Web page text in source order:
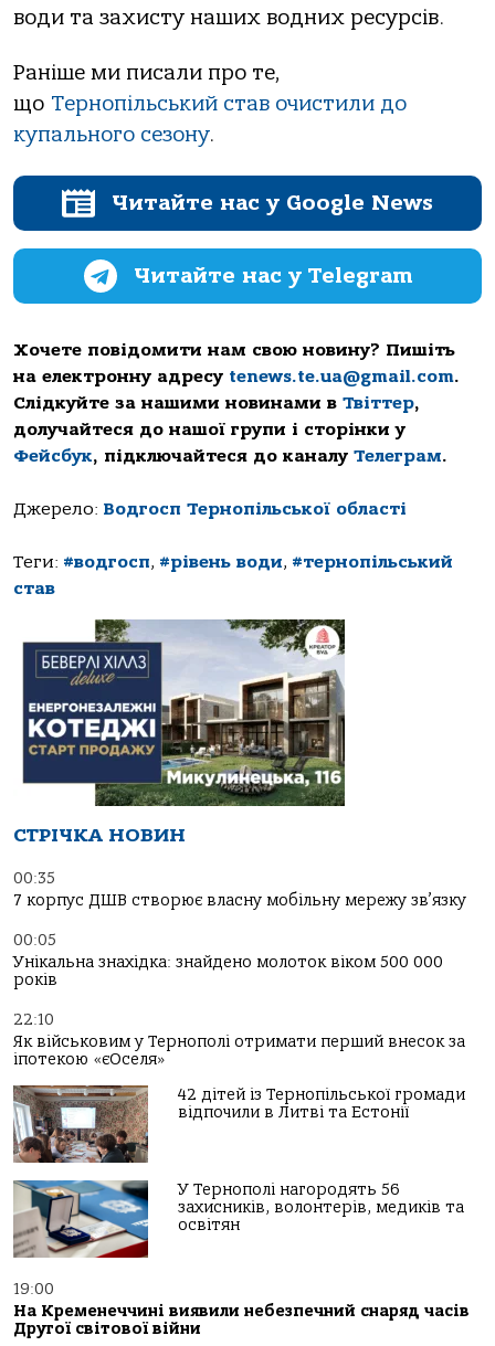
води та захисту наших водних ресурсів.
Раніше ми писали про те,
що Тернопільський став очистили до
купального сезону.
Читайте нас у Google News
Читайте нас у Telegram
Хочете повідомити нам свою новину? Пишіть
на електронну адресу tenews.te.ua@gmail.com.
Слідкуйте за нашими новинами в Твіттер,
долучайтеся до нашої групи і сторінки у
Фейсбук, підключайтеся до каналу Телеграм.
Джерело: Водгосп Тернопільської області
Теги: #водгосп, #рівень води, #тернопільський
став
СТРІЧКА НОВИН
00:35
7 корпус ДШВ створює власну мобільну мережу зв’язку
00:05
Унікальна знахідка: знайдено молоток віком 500 000
років
22:10
Як військовим у Тернополі отримати перший внесок за
іпотекою «єОселя»
42 дітей із Тернопільської громади
відпочили в Литві та Естонії
У Тернополі нагородять 56
захисників, волонтерів, медиків та
освітян
19:00
На Кременеччині виявили небезпечний снаряд часів
Другої світової війни